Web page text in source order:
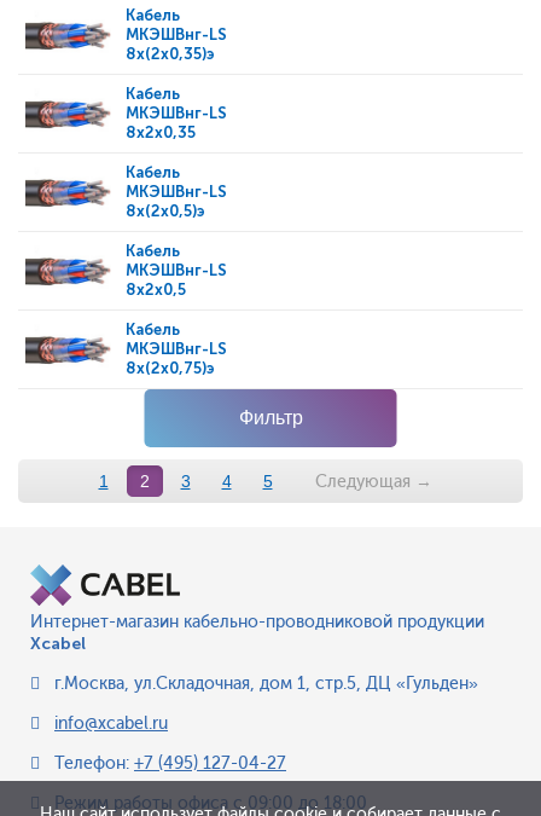
Кабель
МКЭШВнг-LS
8x(2x0,35)э
Кабель
МКЭШВнг-LS
8x2x0,35
Кабель
МКЭШВнг-LS
8x(2x0,5)э
Кабель
МКЭШВнг-LS
8x2x0,5
Кабель
МКЭШВнг-LS
8x(2x0,75)э
Фильтр
1 2 3 4 5 Следующая →
Интернет-магазин кабельно-проводниковой продукции
Xcabel
г.Москва, ул.Складочная, дом 1, стр.5, ДЦ «Гульден»
info@xcabel.ru
Телефон: +7 (495) 127-04-27
Режим работы офиса с 09:00 до 18:00